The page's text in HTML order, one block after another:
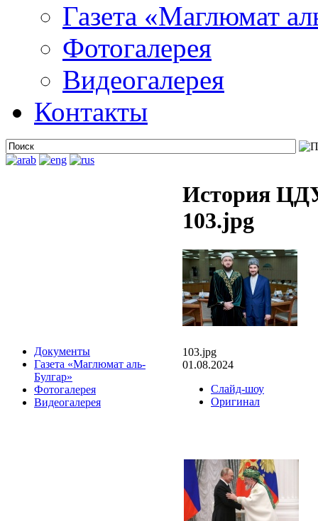
Газета «Маглюмат
Фотогалерея
Видеогалерея
Контакты
Документы
Газета «Маглюмат аль-
Булгар»
Фотогалерея
Видеогалерея
История
103.jpg
103.jpg
01.08.2024
Слайд-шоу
Оригинал